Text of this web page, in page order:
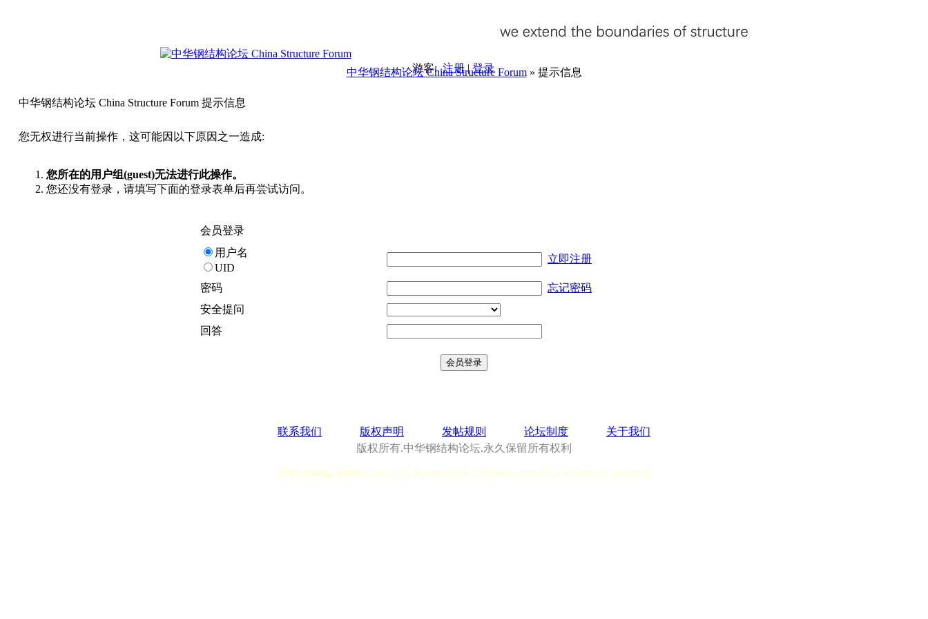
游客:注册|登录
中华钢结构论坛 China Structure Forum» 提示信息
中华钢结构论坛 China Structure Forum 提示信息
您无权进行当前操作，这可能因以下原因之一造成:
您所在的用户组(guest)无法进行此操作。
您还没有登录，请填写下面的登录表单后再尝试访问。
会员登录
用户名
UID
立即注册
密码
忘记密码
安全提问
回答
联系我们 版权声明 发帖规则 论坛制度
关于我们
版权所有.中华钢结构论坛.永久保留所有权利
[Processing Time] User:0.28, System:0.03, Children of user:0, Children of system:0